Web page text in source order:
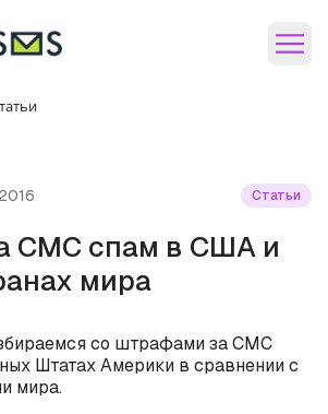
Статьи
СМС спам в США и
мира
со штрафами за СМС
Штатах Америки в сравнении с
мира.